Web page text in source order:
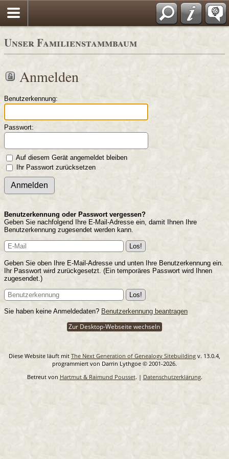
Unser Familienstammbaum
Anmelden
Benutzerkennung:
Passwort:
Auf diesem Gerät angemeldet bleiben
Ihr Passwort zurücksetzen
Benutzerkennung oder Passwort vergessen?
Geben Sie nachfolgend Ihre E-Mail-Adresse ein, damit Ihnen Ihre
Benutzerkennung zugesendet werden kann.
Geben Sie oben Ihre E-Mail-Adresse und unten Ihre Benutzerkennung ein.
Ihr Passwort wird zurückgesetzt. (Ein temporäres Passwort wird Ihnen
zugesendet.)
Sie haben keine Anmeldedaten? Benutzerkennung beantragen
Zur Desktop-Webseite wechseln
Diese Website läuft mit The Next Generation of Genealogy Sitebuilding v. 13.0.4,
programmiert von Darrin Lythgoe © 2001-2026.
Betreut von Hartmut & Raimund Pousset. | Datenschutzerklärung.